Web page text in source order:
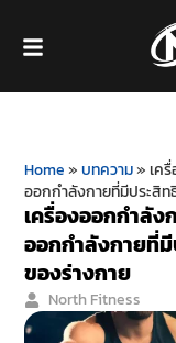
Home »บทความ» เค
ออกกำลังกายที่มีประสิ
เครื่องออกกำลัง
ออกกำลังกายที่
ของร่างกาย
North Fitness